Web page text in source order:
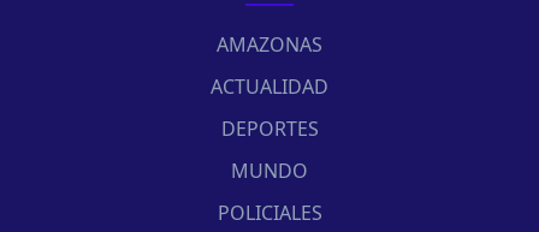
AMAZONAS
ACTUALIDAD
DEPORTES
MUNDO
POLICIALES